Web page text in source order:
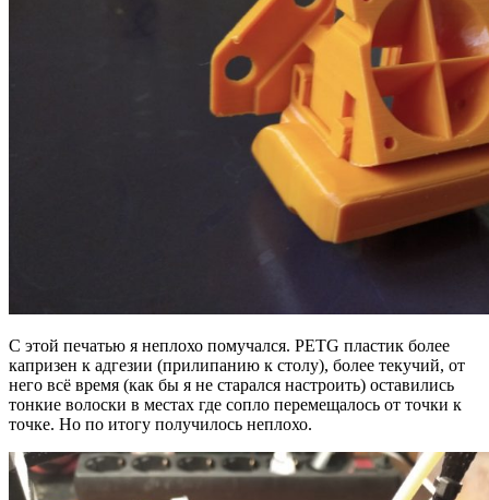
С этой печатью я неплохо помучался. PETG пластик более
капризен к адгезии (прилипанию к столу), более текучий, от
него всё время (как бы я не старался настроить) оставились
тонкие волоски в местах где сопло перемещалось от точки к
точке. Но по итогу получилось неплохо.